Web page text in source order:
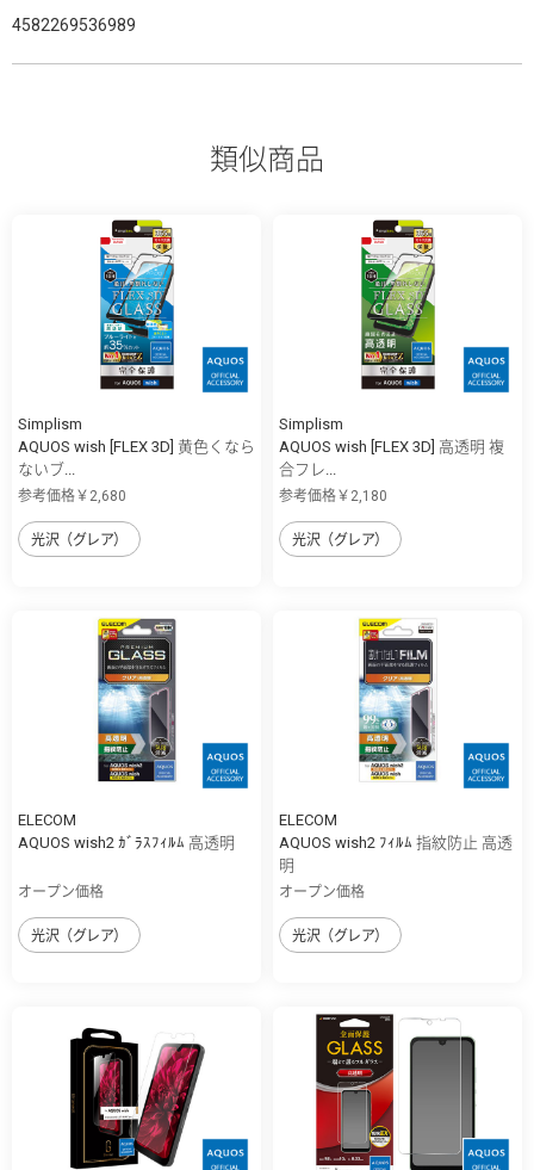
4582269536989
類似商品
Simplism
AQUOS wish [FLEX 3D] 黄色くなら
ないブ...
参考価格￥2,680
光沢（グレア）
Simplism
AQUOS wish [FLEX 3D] 高透明 複
合フレ...
参考価格￥2,180
光沢（グレア）
ELECOM
AQUOS wish2 ｶﾞﾗｽﾌｨﾙﾑ 高透明
オープン価格
光沢（グレア）
ELECOM
AQUOS wish2 ﾌｨﾙﾑ 指紋防止 高透
明
オープン価格
光沢（グレア）